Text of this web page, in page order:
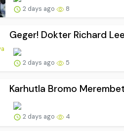
2 days ago 8
Geger! Dokter Richard
2 days ago 5
Karhutla Bromo
2 days ago 4